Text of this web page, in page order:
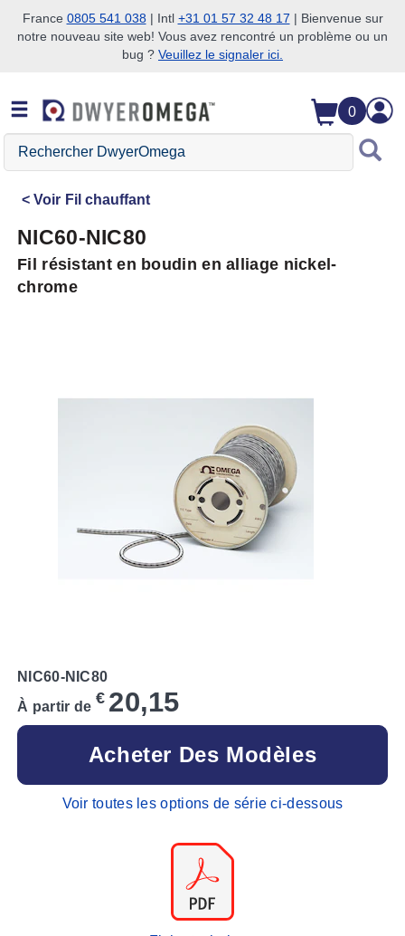
Passer à la recherche
Passer au contenu principal
Passer à la navigation
France 0805 541 038| Intl +31 01 57 32 48 17 | Bienvenue sur
notre nouveau site web! Vous avez rencontré un problème ou un
bug ? Veuillez le signaler ici.
0
Rechercher
DwyerOmega
Voir Fil chauffant
NIC60-NIC80
Fil résistant en boudin en alliage nickel-
chrome
NIC60-NIC80
À partir de € 20,15
Acheter Des Modèles
Voir toutes les options de série ci-dessous